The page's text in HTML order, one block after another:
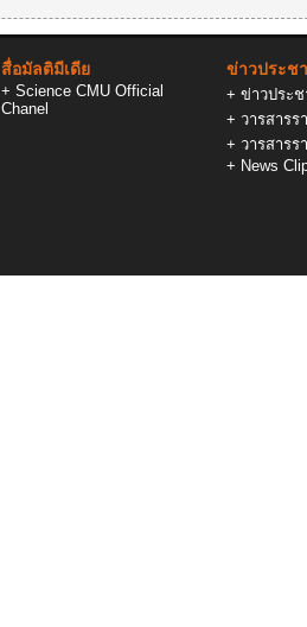
สื่อมัลติมีเดีย
+ Science CMU Official
Chanel
ข่าวประช
+ ข่าวประ
+ วารสารร
+ วารสารร
+ News